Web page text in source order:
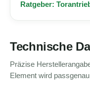
Ratgeber:
Technische
Präzise
Element wird